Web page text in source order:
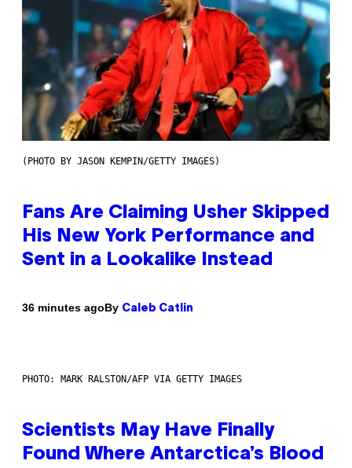
(PHOTO BY JASON KEMPIN/GETTY IMAGES)
Fans Are Claiming Usher Skipped
His New York Performance and
Sent in a Lookalike Instead
36 minutes agoBy Caleb Catlin
PHOTO: MARK RALSTON/AFP VIA GETTY IMAGES
Scientists May Have Finally
Found Where Antarctica’s Blood